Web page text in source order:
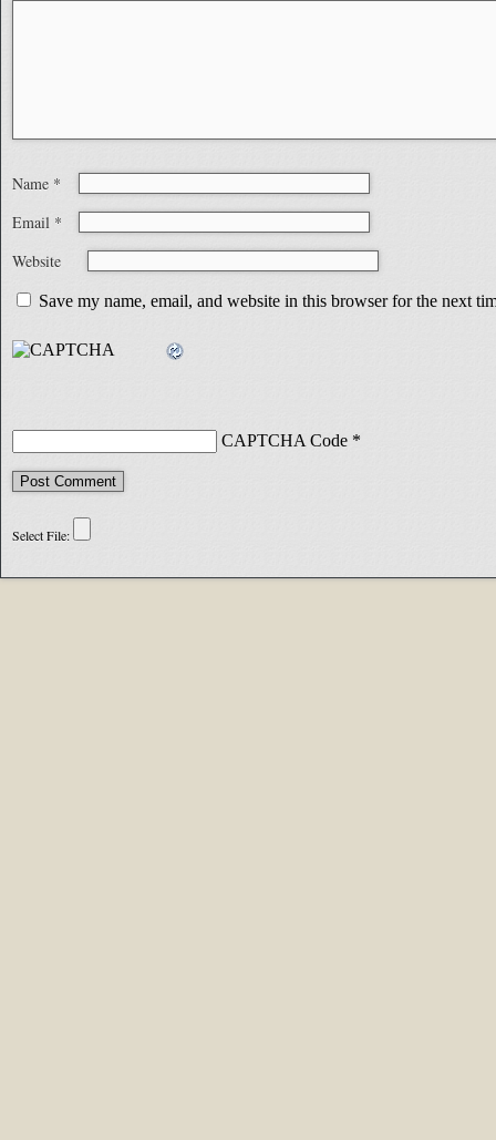
Name *
Email *
Website
Save my name, email, and website in this browser for the next
CAPTCHA Code *